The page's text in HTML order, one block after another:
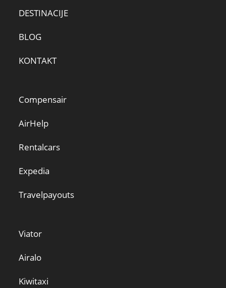
DESTINACIJE
BLOG
KONTAKT
Compensair
AirHelp
Rentalcars
Expedia
Travelpayouts
Viator
Airalo
Kiwitaxi